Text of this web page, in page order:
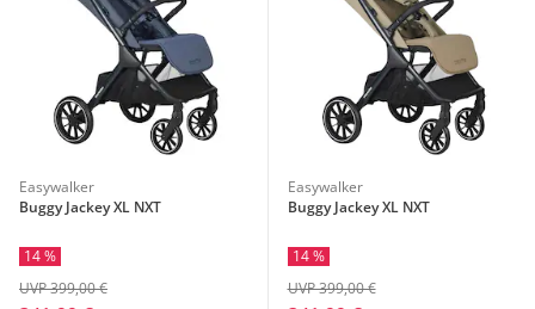
Easywalker
Buggy Jackey XL NXT
14 %
UVP 399,00 €
Easywalker
Buggy Jackey XL NXT
14 %
UVP 399,00 €